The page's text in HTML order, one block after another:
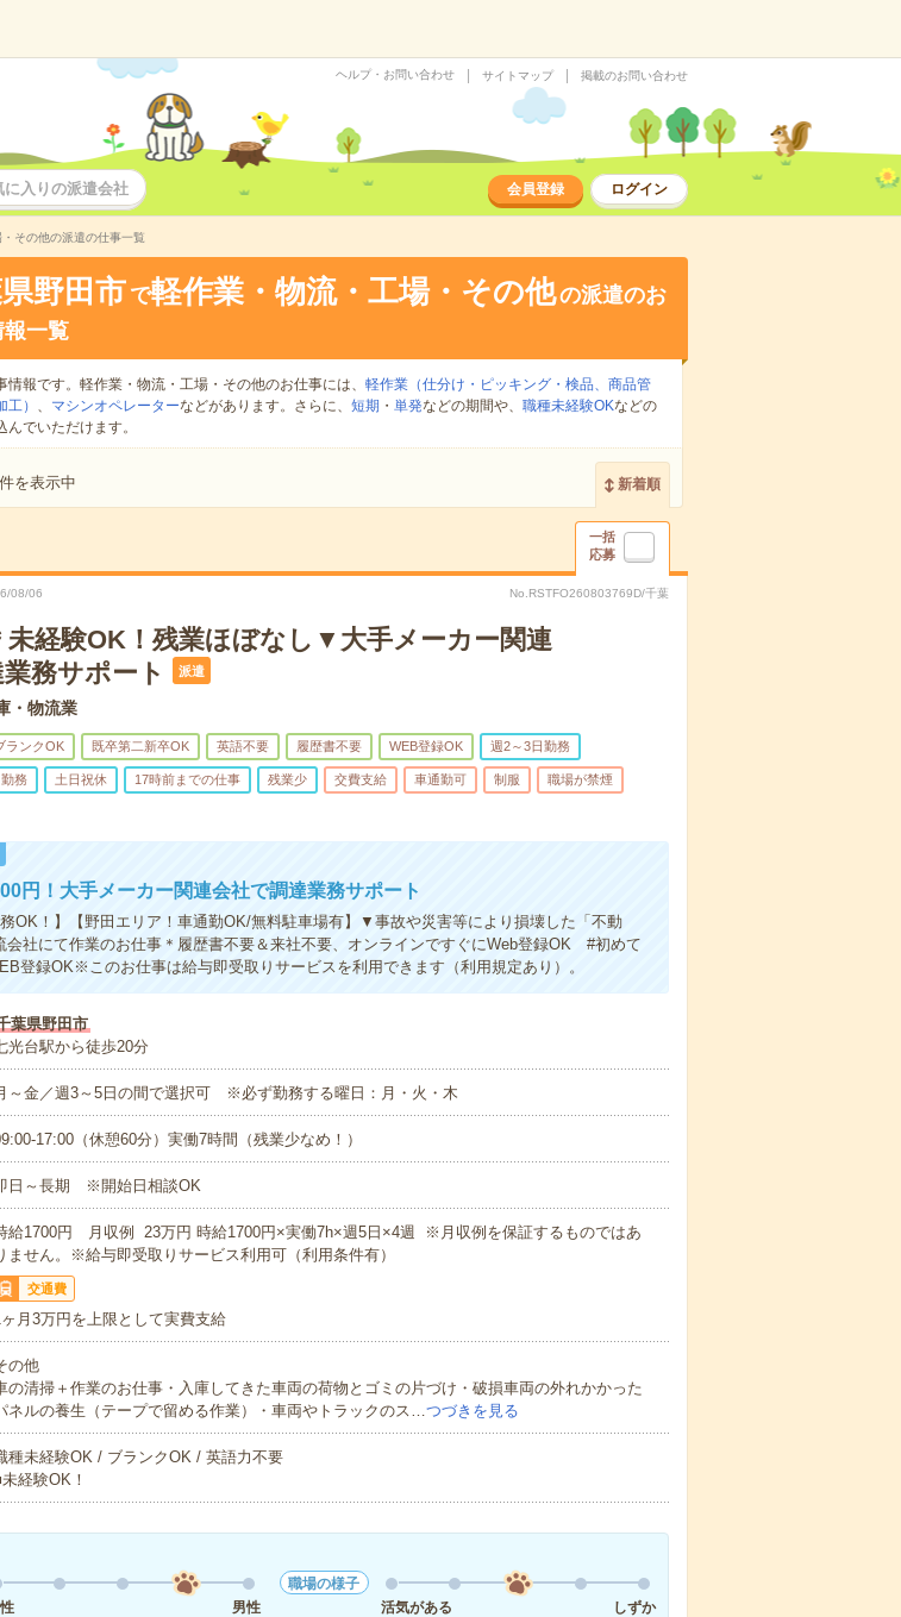
ヘルプ・お問い合わせ サイトマップ 掲載のお問い合わせ
に入りの派遣会社 会員登録 ログイン
その他の派遣の仕事一覧
野田市 で軽作業・物流・工場・その他の派遣のお
一覧
情報です。軽作業・物流・工場・その他のお仕事には、 軽作業（仕分け・ピッキング・検品、商品管
） 、 マシンオペレーターなどがあります。さらに、 短期 ・ 単発などの期間や、 職種未経験OKなどの
でいただけます。
件を表示中 新着順
一括
応募
08/06 No.RSTFO260803769D/千葉
未経験OK！残業ほぼなし▼大手メーカー関連
務サポート
派遣
・物流業
ランクOK 既卒第二新卒OK 英語不要 履歴書不要 WEB登録OK 週2～3日勤務
務 土日祝休 17時前までの仕事 残業少 交費支給 車通勤可 制服 職場が禁煙
円！大手メーカー関連会社で調達業務サポート
務OK！】【野田エリア！車通勤OK/無料駐車場有】▼事故や災害等により損壊した「不動
会社にて作業のお仕事＊履歴書不要＆来社不要、オンラインですぐにWeb登録OK #初めて
登録OK※このお仕事は給与即受取りサービスを利用できます（利用規定あり）。
葉県野田市
光台駅から徒歩20分
～金／週3～5日の間で選択可 ※必ず勤務する曜日：月・火・木
17:00（休憩60分）実働7時間（残業少なめ！）
日～長期 ※開始日相談OK
給1700円 月収例 23万円 時給1700円×実働7h×週5日×4週 ※月収例を保証するものではあ
ません。※給与即受取りサービス利用可（利用条件有）
交通費
月3万円を上限として実費支給
の他
の清掃＋作業のお仕事・入庫してきた車両の荷物とゴミの片づけ・破損車両の外れかかった
ネルの養生（テープで留める作業）・車両やトラックのス…つづきを見る
種未経験OK / ブランクOK / 英語力不要
経験OK！
男性
職場の様子
活気がある
しずか